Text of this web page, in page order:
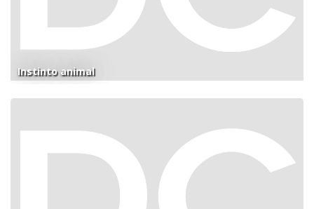
Instinto animal